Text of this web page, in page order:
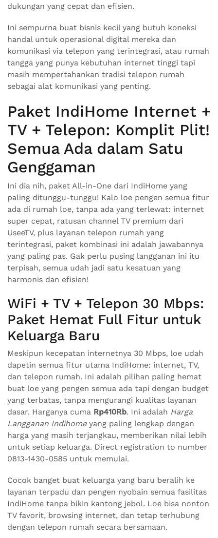
dukungan yang cepat dan efisien.
Ini sempurna buat bisnis kecil yang butuh koneksi
handal untuk operasional digital mereka dan
komunikasi via telepon yang terintegrasi, atau rumah
tangga yang punya kebutuhan internet tinggi tapi
masih mempertahankan tradisi telepon rumah
sebagai alat komunikasi yang penting.
Paket IndiHome Internet +
TV + Telepon: Komplit Plit!
Semua Ada dalam Satu
Genggaman
Ini dia nih, paket All-in-One dari IndiHome yang
paling ditunggu-tunggu! Kalo loe pengen semua fitur
ada di rumah loe, tanpa ada yang terlewat: internet
super cepat, ratusan channel TV premium dari
UseeTV, plus layanan telepon rumah yang
terintegrasi, paket kombinasi ini adalah jawabannya
yang paling pas. Gak perlu pusing langganan ini itu
terpisah, semua udah jadi satu kesatuan yang
harmonis dan efisien!
WiFi + TV + Telepon 30 Mbps:
Paket Hemat Full Fitur untuk
Keluarga Baru
Meskipun kecepatan internetnya 30 Mbps, loe udah
dapetin semua fitur utama IndiHome: internet, TV,
dan telepon rumah. Ini adalah pilihan paling hemat
buat loe yang pengen semua ada tapi dengan budget
yang terbatas, tanpa mengurangi kualitas layanan
dasar. Harganya cuma Rp410Rb. Ini adalah Harga
Langganan Indihomeyang paling lengkap dengan
harga yang masih terjangkau, memberikan nilai lebih
untuk setiap keluarga. Direct registration to number
0813-1430-0585 untuk memulai.
Cocok banget buat keluarga yang baru beralih ke
layanan terpadu dan pengen nyobain semua fasilitas
IndiHome tanpa bikin kantong jebol. Loe bisa nonton
TV favorit, browsing internet, dan tetap terhubung
dengan telepon rumah secara bersamaan.